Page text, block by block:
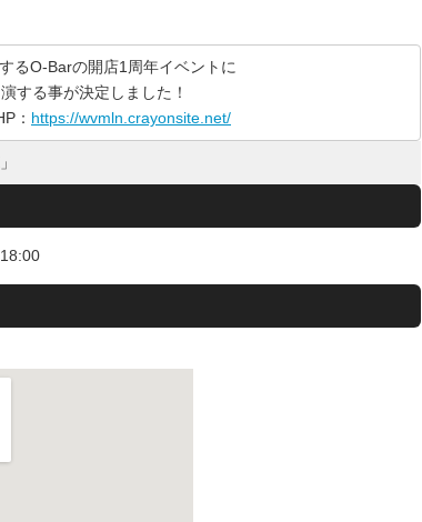
るO-Barの開店1周年イベントに
する事が決定しました！
： https://wvmln.crayonsite.net/